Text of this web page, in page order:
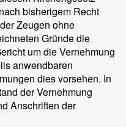
bisherigem Recht
Zeugen ohne
Gründe die
um die Vernehmung
anwendbaren
dies vorsehen. In
der Vernehmung
Anschriften der